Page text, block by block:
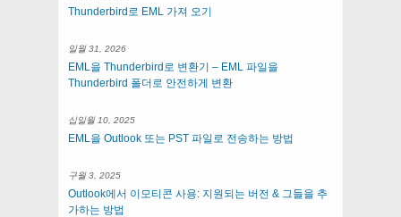
Thunderbird로 EML 가져 오기
일월 31, 2026
EML을 Thunderbird로 변환기 – EML 파일을
Thunderbird 폴더로 안전하게 변환
십일월 10, 2025
EML을 Outlook 또는 PST 파일로 전송하는 방법
구월 3, 2025
Outlook에서 이모티콘 사용: 지원되는 버전 & 그들을 추
가하는 방법